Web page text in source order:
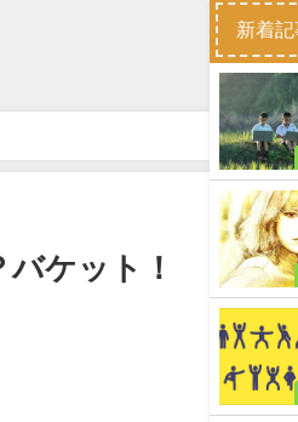
ケット！
新着記